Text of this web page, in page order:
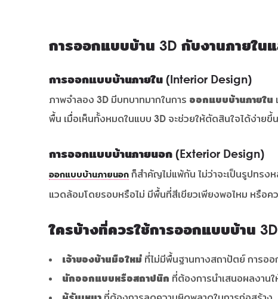
การออกแบบบ้าน 3D กับงานภายใน
การออกแบบบ้านภายใน (Interior Design)
ภาพจำลอง 3D มีบทบาทมากในการ ออกแบบบ้านภายใน
พื้น เมื่อเห็นทั้งหมดในแบบ 3D จะช่วยให้ตัดสินใจได้ง่ายขึ้
การออกแบบบ้านภายนอก (Exterior Design)
ออกแบบบ้านภายนอก ก็สำคัญไม่แพ้กัน ไม่ว่าจะเป็นรูปทรง
แวดล้อมโดยรอบหรือไม่ มีพื้นที่สีเขียวเพียงพอไหม หรือ
ใครบ้างที่ควรใช้การออกแบบบ้าน 3D
เจ้าของบ้านมือใหม่ ที่ไม่มีพื้นฐานทางสถาปัตย์ การออ
นักออกแบบหรือสถาปนิก ที่ต้องการนำเสนอผลงานใ